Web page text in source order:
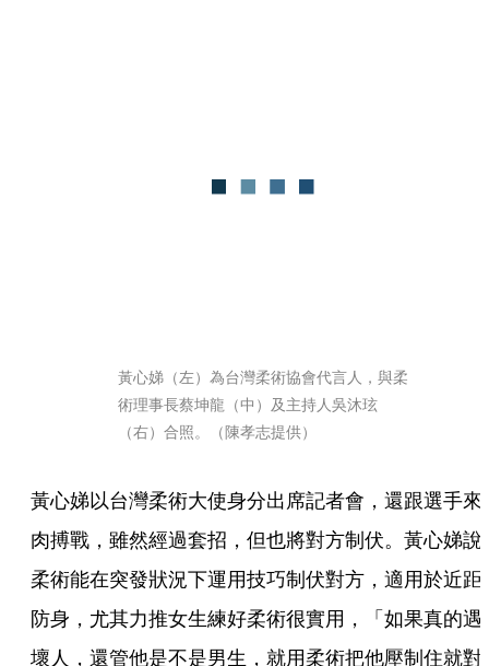
黃心娣（左）為台灣柔術協會代言人，與柔
術理事長蔡坤龍（中）及主持人吳沐玹
（右）合照。（陳孝志提供）
黃心娣以台灣柔術大使身分出席記者會，還跟選手來
肉搏戰，雖然經過套招，但也將對方制伏。黃心娣說
柔術能在突發狀況下運用技巧制伏對方，適用於近距
防身，尤其力推女生練好柔術很實用，「如果真的遇
壞人，還管他是不是男生，就用柔術把他壓制住就對